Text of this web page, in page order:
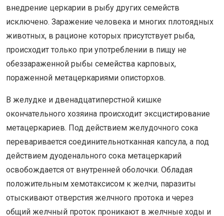
внедрение церкарии в рыбу других семейств
исключено. Заражение человека и многих плотоядных
животных, в рационе которых присутствует рыба,
происходит только при употреблении в пищу не
обеззараженной рыбы семейства карповых,
пораженной метацеркариями описторхов.
В желудке и двенадцатиперстной кишке
окончательного хозяина происходит эксцистирование
метацеркариев. Под действием желудочного сока
переваривается соединительнотканная капсула, а под
действием дуоденального сока метацеркарий
освобождается от внутренней оболочки. Обладая
положительным хемотаксисом к желчи, паразиты
отыскивают отверстия желчного протока и через
общий желчный проток проникают в желчные ходы и